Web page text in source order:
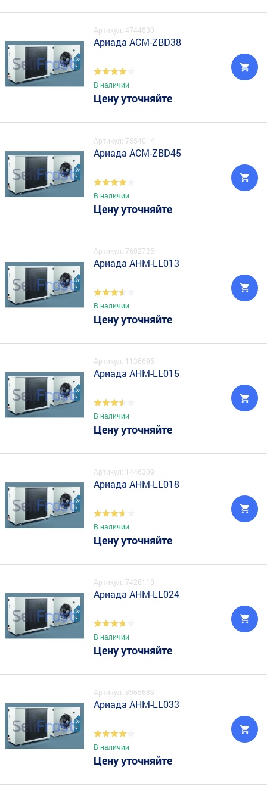
Артикул: 4744830
Ариада ACM-ZBD38
В наличии
Цену уточняйте
Артикул: 7554014
Ариада ACM-ZBD45
В наличии
Цену уточняйте
Артикул: 7602725
Ариада AHM-LL013
В наличии
Цену уточняйте
Артикул: 1136695
Ариада AHM-LL015
В наличии
Цену уточняйте
Артикул: 1446309
Ариада AHM-LL018
В наличии
Цену уточняйте
Артикул: 7426110
Ариада AHM-LL024
В наличии
Цену уточняйте
Артикул: 8965688
Ариада AHM-LL033
В наличии
Цену уточняйте